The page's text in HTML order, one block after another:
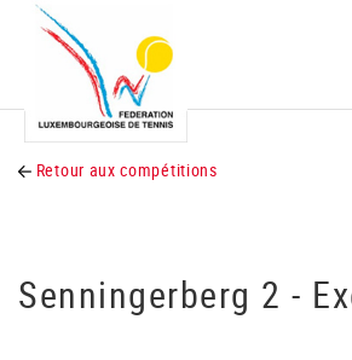
Retour aux compétitions
Senningerberg 2 -